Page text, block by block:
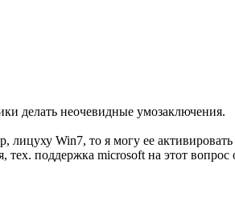
делать неочевидные умозаключения.
лицуху Win7, то я могу ее
поддержка microsoft на этот